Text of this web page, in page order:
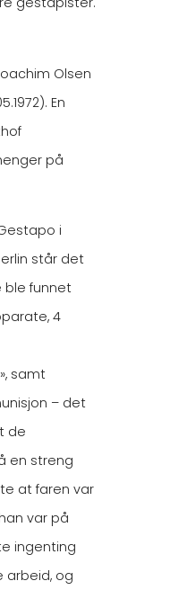
Olsen
En
på
i
står det
funnet
4
samt
– det
de
en streng
at faren var
var på
ingenting
arbeid, og